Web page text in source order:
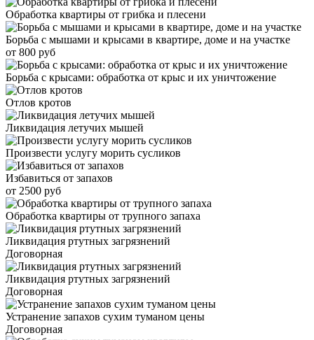
Обработка квартиры от грибка и плесени
Борьба с мышами и крысами в квартире, доме и на участке
от 800 руб
Борьба с крысами: обработка от крыс и их уничтожение
Отлов кротов
Ликвидация летучих мышей
Произвести услугу морить сусликов
Избавиться от запахов
от 2500 руб
Обработка квартиры от трупного запаха
Ликвидация ртутных загрязнений
Договорная
Ликвидация ртутных загрязнений
Договорная
Устранение запахов сухим туманом цены
Договорная